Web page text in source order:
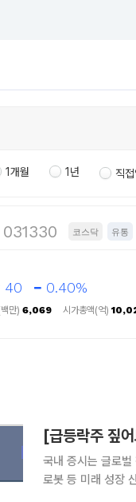
1개월 1년 직
031330 코스닥 유통
40 0.40%
만) 6,069 시가총액(억)
국내 증시는 글로벌
로봇 등 미래 성장